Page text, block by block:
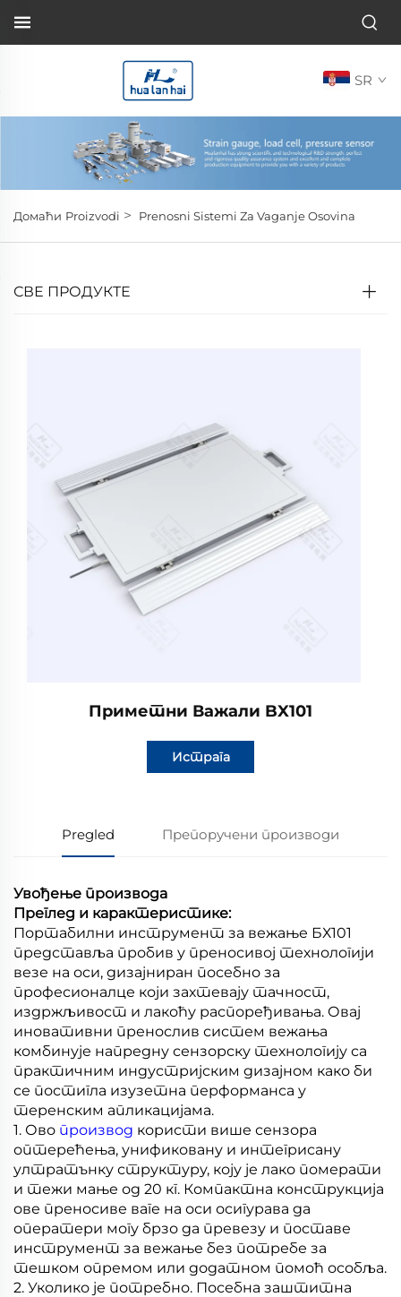
SR
Домаћи Proizvodi > Prenosni Sistemi Za Vaganje Osovina
СВЕ ПРОДУКТЕ
Приметни Важали BX101
Истрага
Pregled Препоручени производи
Увођење производа
Преглед и карактеристике:
Портабилни инструмент за вежање БХ101
представља пробив у преносивој технологији
везе на оси, дизајниран посебно за
професионалце који захтевају тачност,
издржљивост и лакоћу распоређивања. Овај
иновативни пренослив систем вежања
комбинује напредну сензорску технологију са
практичним индустријским дизајном како би
се постигла изузетна перформанса у
теренским апликацијама.
1. Ово производ користи више сензора
оптерећења, унификовану и интегрисану
ултратънку структуру, коју је лако померати
и тежи мање од 20 кг. Компактна конструкција
ове преносиве ваге на оси осигурава да
оператери могу брзо да превезу и поставе
инструмент за вежање без потребе за
тешком опремом или додатном помоћ особља.
2. Уколико је потребно. Посебна заштитна